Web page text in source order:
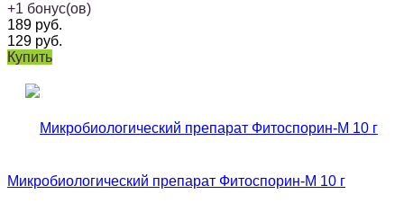
+1 бонус(ов)
189 руб.
129 руб.
Купить
Микробиологический препарат Фитоспорин-М 10 г